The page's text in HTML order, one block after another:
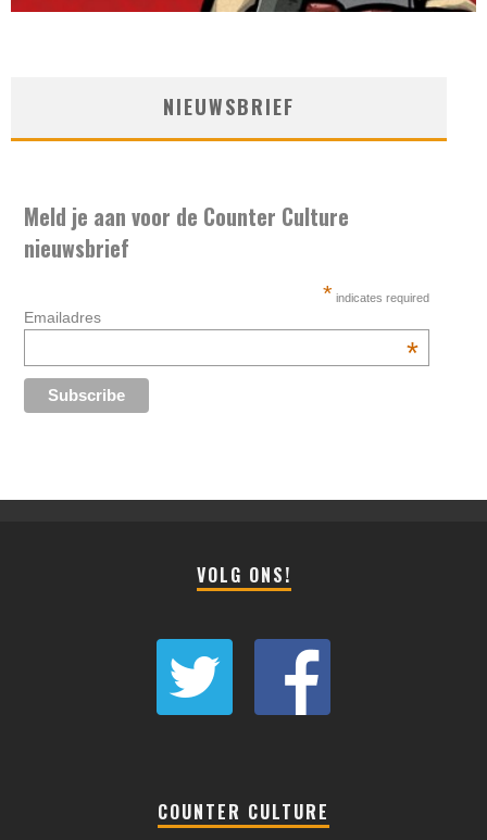
NIEUWSBRIEF
Meld je aan voor de Counter Culture
nieuwsbrief
* indicates required
Emailadres
*
VOLG ONS!
COUNTER CULTURE